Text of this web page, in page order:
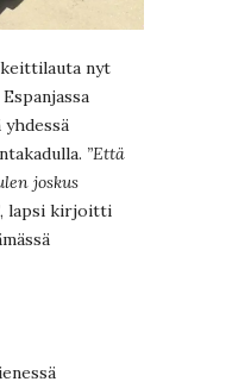
nyt
”Että
joskus
, lapsi kirjoitti